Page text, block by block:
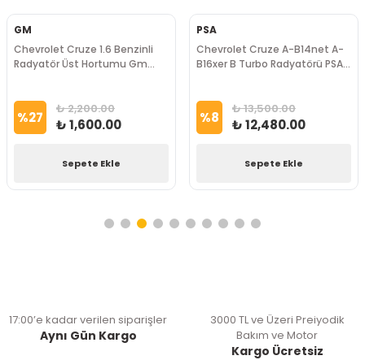
GM
Chevrolet Cruze 1.6 Benzinli
Radyatör Üst Hortumu Gm
%27 ₺ 2,200.00
₺ 1,600.00
Sepete Ekle
PSA
Chevrolet Cruze A-B14net A-
B16xer B Turbo Radyatörü PSA
%8 ₺ 13,500.00
₺ 12,480.00
Sepete Ekle
17:00’e kadar verilen siparişler
Aynı Gün Kargo
3000 TL ve Üzeri Preiyodik
Bakım ve Motor
Kargo Ücretsiz